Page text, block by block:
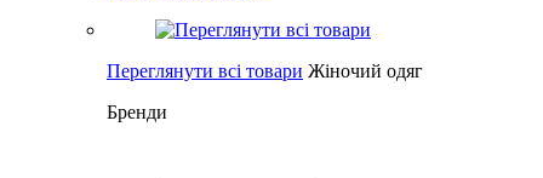
Переглянути всі товари Жіночий одяг
Бренди